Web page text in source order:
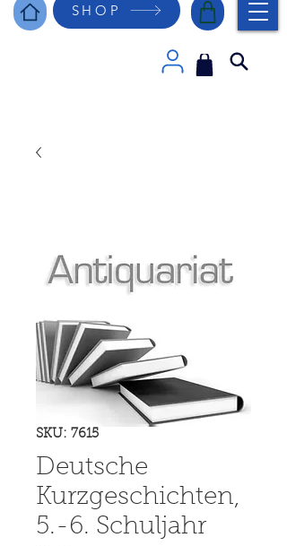
SHOP
SKU: 7615
Deutsche
Kurzgeschichten,
5.-6. Schuljahr